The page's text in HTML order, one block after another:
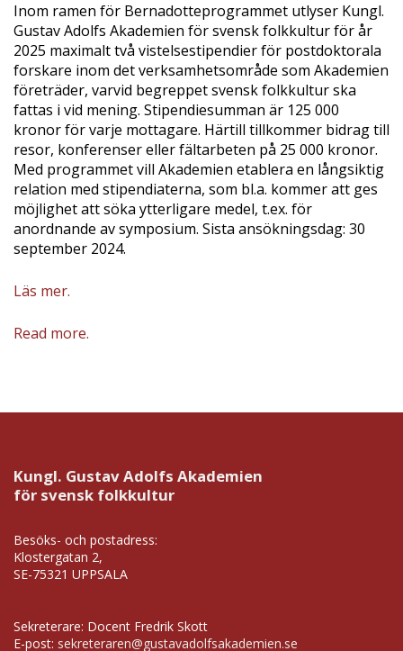
Inom ramen för Bernadotteprogrammet utlyser Kungl.
Gustav Adolfs Akademien för svensk folkkultur för år
2025 maximalt två vistelsestipendier för postdoktorala
forskare inom det verksamhetsområde som Akademien
företräder, varvid begreppet svensk folkkultur ska
fattas i vid mening. Stipendiesumman är 125 000
kronor för varje mottagare. Härtill tillkommer bidrag till
resor, konferenser eller fältarbeten på 25 000 kronor.
Med programmet vill Akademien etablera en långsiktig
relation med stipendiaterna, som bl.a. kommer att ges
möjlighet att söka ytterligare medel, t.ex. för
anordnande av symposium. Sista ansökningsdag: 30
september 2024.
Läs mer.
Read more.
Kungl. Gustav Adolfs Akademien
för svensk folkkultur
Besöks- och postadress:
Klostergatan 2,
SE-75321 UPPSALA
Sekreterare: Docent Fredrik Skott
E-post: sekreteraren@gustavadolfsakademien.se